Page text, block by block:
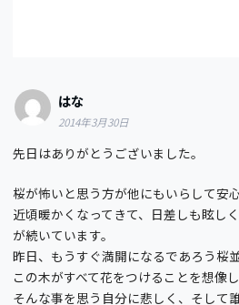
はな
2014年3月30日
先日はありがとうございました。
桜が怖いと思う方が他にもいらして安
近頃暖かくなってきて、日差しも眩し
が続いています。
昨日、もうすぐ満開になるであろう桜
この木がすべて花をつけることを想像
そんな事を思う自分に悲しく、そして